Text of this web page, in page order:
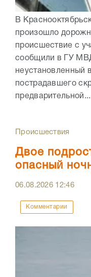
В
произошло
происшествие с
сообщили в ГУ
неустановленный
пострадавшего
предварительной...
Происшествия
Двое
опасный
06.08.2026 12:46
Комментарии